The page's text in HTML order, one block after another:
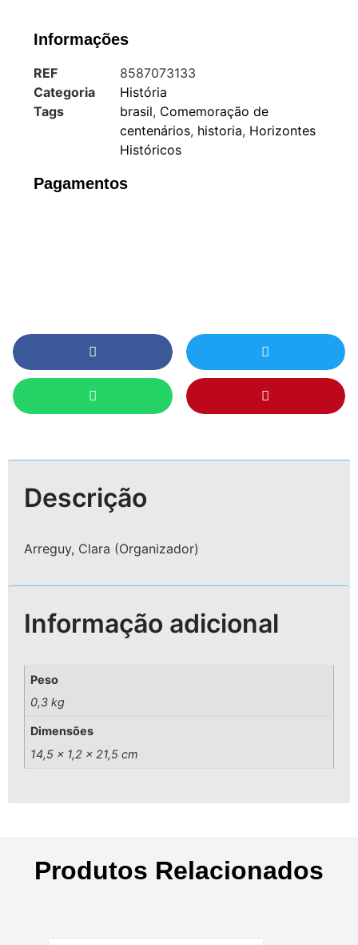
Informações
REF
8587073133
Categoria
História
Tags
brasil, Comemoração de
centenários, historia, Horizontes
Históricos
Pagamentos
Descrição
Arreguy, Clara (Organizador)
Informação adicional
Peso
0,3 kg
Dimensões
14,5 × 1,2 × 21,5 cm
Produtos Relacionados